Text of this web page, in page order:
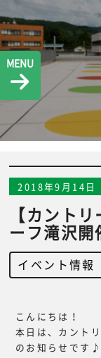
MENU
2018年9月14日
【カント
ーフ滝沢開
イベント情報
こんにちは！
本日は、カント
のお知らせです♪